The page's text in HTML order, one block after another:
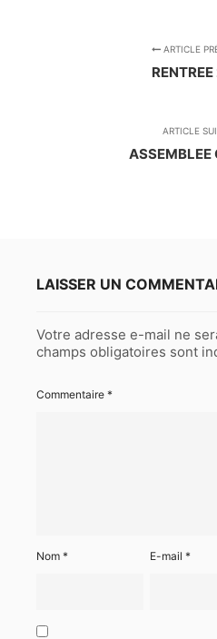
ARTICLE
ARTICLE
ASSEMBLEE
LAISSER UN
Votre adresse e-mail ne
champs obligatoires sont
Commentaire *
Nom * E-mail*